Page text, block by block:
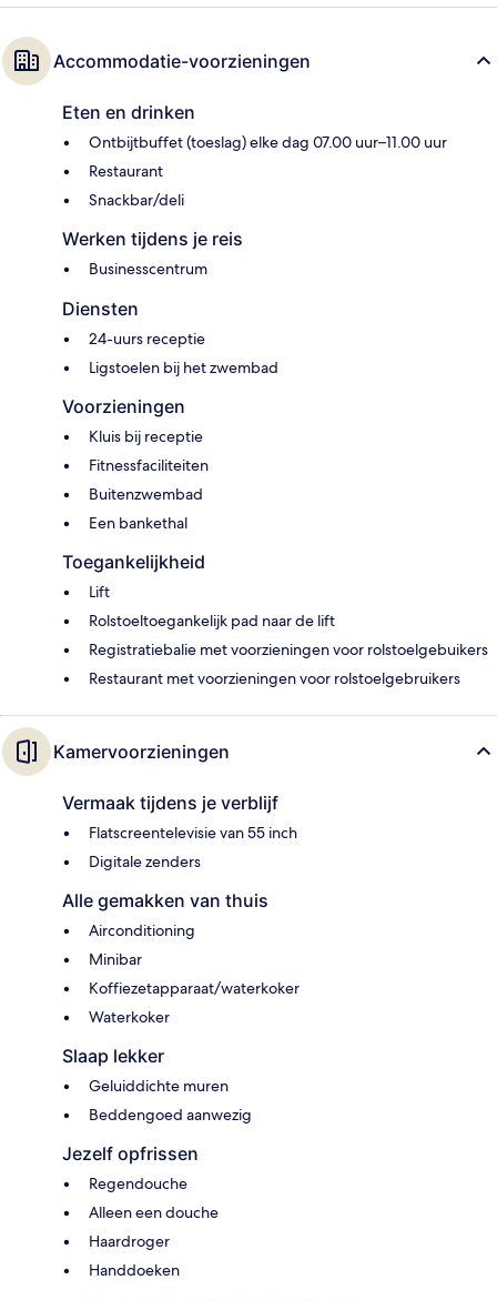
Accommodatie-voorzieningen
Eten en drinken
Ontbijtbuffet (toeslag) elke dag 07.00 uur–11.00 uur
Restaurant
Snackbar/deli
Werken tijdens je reis
Businesscentrum
Diensten
24-uurs receptie
Ligstoelen bij het zwembad
Voorzieningen
Kluis bij receptie
Fitnessfaciliteiten
Buitenzwembad
Een bankethal
Toegankelijkheid
Lift
Rolstoeltoegankelijk pad naar de lift
Registratiebalie met voorzieningen voor rolstoelgebuikers
Restaurant met voorzieningen voor rolstoelgebruikers
Kamervoorzieningen
Vermaak tijdens je verblijf
Flatscreentelevisie van 55 inch
Digitale zenders
Alle gemakken van thuis
Airconditioning
Minibar
Koffiezetapparaat/waterkoker
Waterkoker
Slaap lekker
Geluiddichte muren
Beddengoed aanwezig
Jezelf opfrissen
Regendouche
Alleen een douche
Haardroger
Handdoeken